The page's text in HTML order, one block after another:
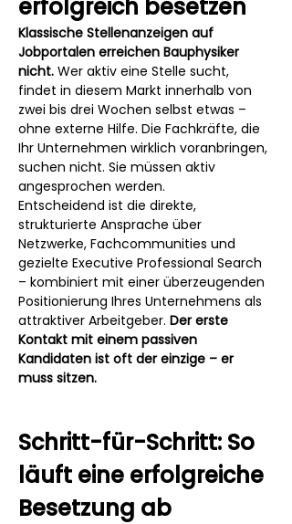
erfolgreich besetzen
Klassische Stellenanzeigen auf
Jobportalen erreichen Bauphysiker
nicht. Wer aktiv eine Stelle sucht,
findet in diesem Markt innerhalb von
zwei bis drei Wochen selbst etwas –
ohne externe Hilfe. Die Fachkräfte, die
Ihr Unternehmen wirklich voranbringen,
suchen nicht. Sie müssen aktiv
angesprochen werden.
Entscheidend ist die direkte,
strukturierte Ansprache über
Netzwerke, Fachcommunities und
gezielte Executive Professional Search
– kombiniert mit einer überzeugenden
Positionierung Ihres Unternehmens als
attraktiver Arbeitgeber. Der erste
Kontakt mit einem passiven
Kandidaten ist oft der einzige – er
muss sitzen.
Schritt-für-Schritt: So
läuft eine erfolgreiche
Besetzung ab